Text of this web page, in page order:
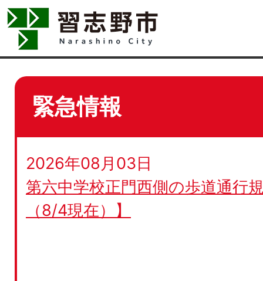
緊急情報
2026年08月03日
第六中学校正門西側の歩道通行
（8/4現在）】